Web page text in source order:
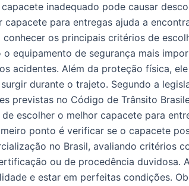
inadequado pode causar
para entregas ajuda a
os principais critérios de
equipamento de segurança mais
acidentes. Além da proteção física,
durante o trajeto. Segundo a
previstas no Código de Trânsito
escolher o melhor capacete para
ponto é verificar se o capacete
no Brasil, avaliando critérios
ou de procedência duvidosa.
e estar em perfeitas condições.